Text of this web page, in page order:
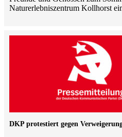
Naturerlebniszentrum Kollhorst
DKP protestiert gegen